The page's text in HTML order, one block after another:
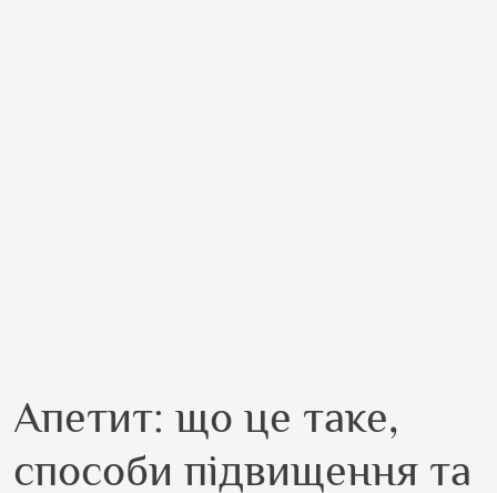
Апетит: що це таке,
способи підвищення та